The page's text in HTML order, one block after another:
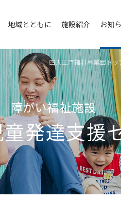
地域とともに 施設紹介 お知
四天王寺福祉事業団トッ
障がい福祉施設
発達⽀援